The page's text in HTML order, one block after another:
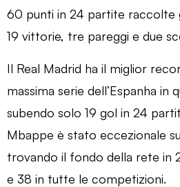
60 punti in 24 partite raccolte
19 vittorie, tre pareggi e due
Il Real Madrid ha il miglior
massima serie dell’Espanha in
subendo solo 19 gol in 24
Mbappe è stato eccezionale
trovando il fondo della rete in
e 38 in tutte le competizioni.